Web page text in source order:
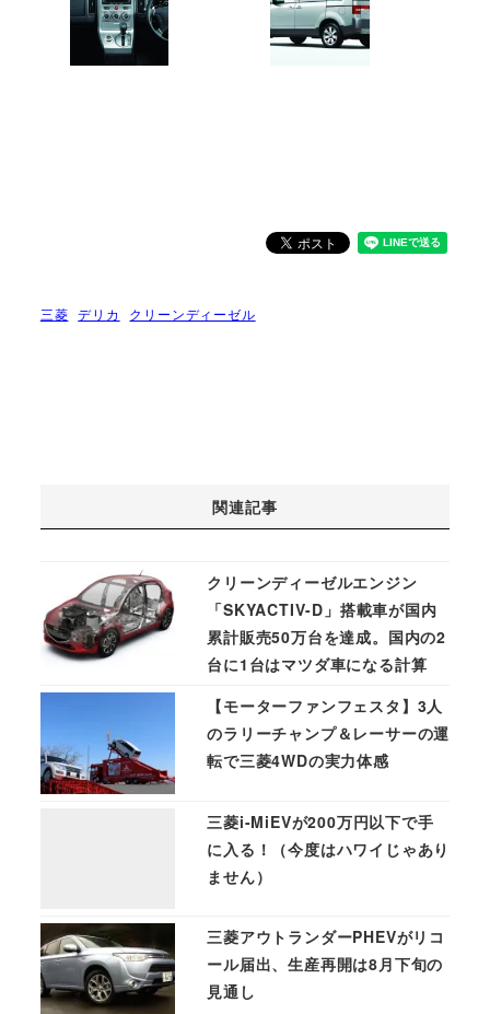
三菱 デリカ クリーンディーゼル
関連記事
クリーンディーゼルエンジン
「SKYACTIV-D」搭載車が国内
累計販売50万台を達成。国内の2
台に1台はマツダ車になる計算
【モーターファンフェスタ】3人
のラリーチャンプ＆レーサーの運
転で三菱4WDの実力体感
三菱i-MiEVが200万円以下で手
に入る！（今度はハワイじゃあり
ません）
三菱アウトランダーPHEVがリコ
ール届出、生産再開は8月下旬の
見通し